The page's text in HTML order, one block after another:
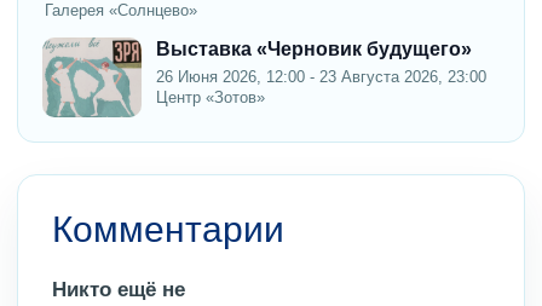
Галерея «Солнцево»
Выставка «Черновик будущего»
26 Июня 2026, 12:00 - 23 Августа 2026, 23:00
Центр «Зотов»
Комментарии
Никто ещё не